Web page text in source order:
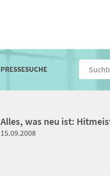
PRESSESUCHE
Alles, was neu ist:
15.09.2008